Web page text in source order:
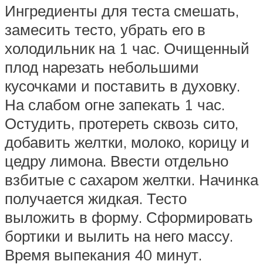
Ингредиенты для теста смешать,
замесить тесто, убрать его в
холодильник на 1 час. Очищенный
плод нарезать небольшими
кусочками и поставить в духовку.
На слабом огне запекать 1 час.
Остудить, протереть сквозь сито,
добавить желтки, молоко, корицу и
цедру лимона. Ввести отдельно
взбитые с сахаром желтки. Начинка
получается жидкая. Тесто
выложить в форму. Сформировать
бортики и вылить на него массу.
Время выпекания 40 минут.